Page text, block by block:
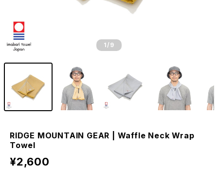
1 /9
RIDGE MOUNTAIN GEAR | Waffle Neck Wrap
Towel
¥2,600